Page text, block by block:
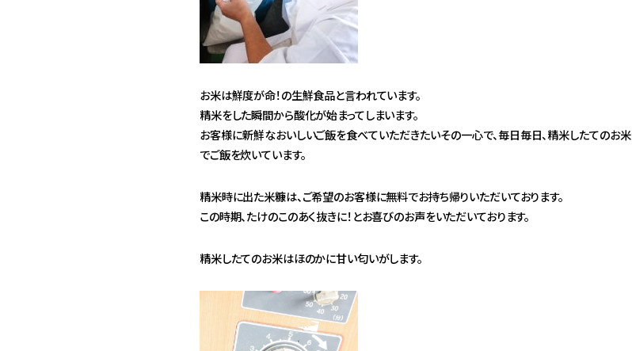
お米は鮮度が命！の生鮮食品と言われています。
精米をした瞬間から酸化が始まってしまいます。
お客様に新鮮なおいしいご飯を食べていただきたいその一心で、毎日毎日、精米したてのお米
でご飯を炊いています。
精米時に出た米糠は、ご希望のお客様に無料でお持ち帰りいただいております。
この時期、たけのこのあく抜きに！とお喜びのお声をいただいております。
精米したてのお米はほのかに甘い匂いがします。